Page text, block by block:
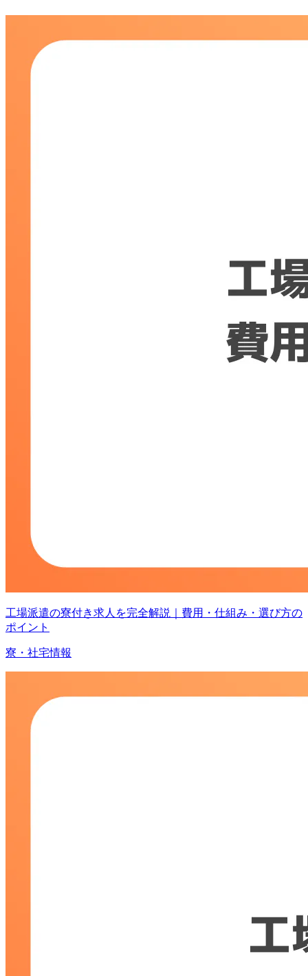
工場派遣の寮付き求人を完全解説｜費用・仕組み・選び方の
ポイント
寮・社宅情報